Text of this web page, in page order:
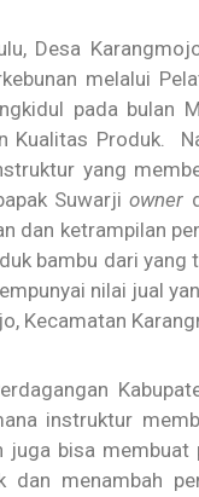
Desa
melalui
pada
Kualitas Produk.
yang
Suwarjiowner
ketrampilan
bambu dari
nilai jual
Kecamatan
instruktur
bisa
menambah